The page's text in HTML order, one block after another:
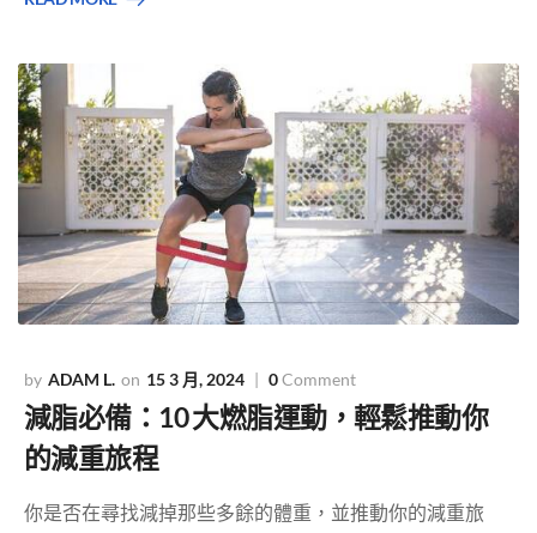
ADAM L. 15 3 月, 2024 0Comment
減脂必備：10 大燃脂運動，輕鬆推動你
的減重旅程
你是否在尋找減掉那些多餘的體重，並推動你的減重旅